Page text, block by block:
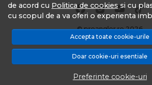
de acord cu Politica de cookiessi cu
cu scopul de a va oferi o experienta
Accepta toate cookie-urile
Doar cookie-uri esentiale
Preferinte cookie-uri
© proangler.ro 2026
Magazin online creat cu